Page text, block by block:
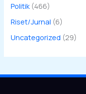
Politik (466)
Riset/Jurnal (6)
Uncategorized (29)